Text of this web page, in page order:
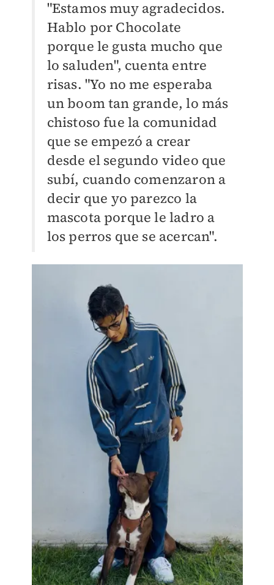
"Estamos muy agradecidos.
Hablo por Chocolate
porque le gusta mucho que
lo saluden", cuenta entre
risas. "Yo no me esperaba
un boom tan grande, lo más
chistoso fue la comunidad
que se empezó a crear
desde el segundo video que
subí, cuando comenzaron a
decir que yo parezco la
mascota porque le ladro a
los perros que se acercan".